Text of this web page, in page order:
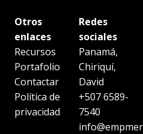
Otros
enlaces
Recursos
Portafolio
Contactar
Política de
privacidad
Redes
sociales
Panamá,
Chiriquí,
David
+507 6589-
7540